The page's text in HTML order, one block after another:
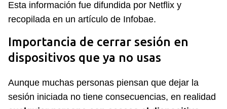
Esta información fue difundida por Netflix y
recopilada en un artículo de Infobae.
Importancia de cerrar sesión en
dispositivos que ya no usas
Aunque muchas personas piensan que dejar la
sesión iniciada no tiene consecuencias, en realidad